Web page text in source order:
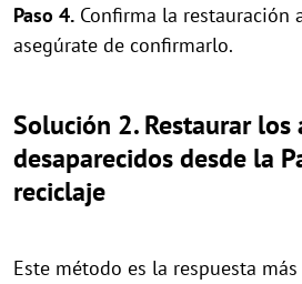
Paso 4. Confirma la restauración
asegúrate de confirmarlo.
Solución 2. Restaurar los
desaparecidos desde la
reciclaje
Este método es la respuesta